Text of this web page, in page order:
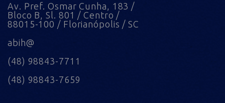
Av. Pref. Osmar Cunha, 183 /
Bloco B, Sl. 801 / Centro /
88015-100 / Florianópolis / SC
abih@
(48) 98843-7711
(48) 98843-7659